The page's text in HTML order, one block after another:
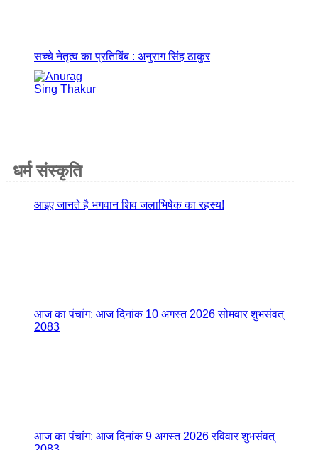
सच्चे नेतृत्व का प्रतिबिंब : अनुराग सिंह ठाकुर
धर्म संस्कृति
आइए जानते है भगवान शिव जलाभिषेक का रहस्य!
आज का पंचांग: आज दिनांक 10 अगस्त 2026 सोमवार शुभसंवत्
2083
आज का पंचांग: आज दिनांक 9 अगस्त 2026 रविवार शुभसंवत्